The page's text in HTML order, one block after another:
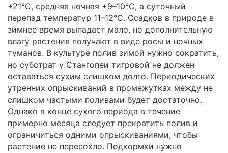
+21°C, средняя ночная +9–10°C, а суточный
перепад температур 11–12°C. Осадков в природе в
зимнее время выпадает мало, но дополнительную
влагу растения получают в виде росы и ночных
туманов. В культуре полив зимой нужно сократить,
но субстрат у Стангопеи тигровой не должен
оставаться сухим слишком долго. Периодических
утренних опрыскиваний в промежутках между не
слишком частыми поливами будет достаточно.
Однако в конце сухого периода в течение
примерно месяца следует прекратить полив и
ограничиться одними опрыскиваниями, чтобы
растение не пересохло. Подкормки нужно